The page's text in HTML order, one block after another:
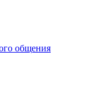
общения